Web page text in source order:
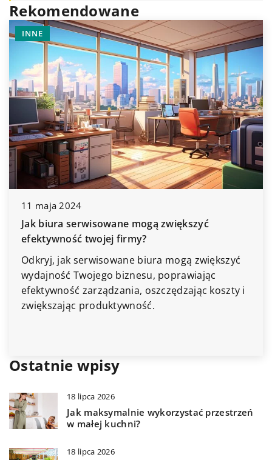
Rekomendowane
INNE
11 maja 2024
Jak biura serwisowane mogą zwiększyć
efektywność twojej firmy?
Odkryj, jak serwisowane biura mogą zwiększyć
wydajność Twojego biznesu, poprawiając
efektywność zarządzania, oszczędzając koszty i
zwiększając produktywność.
Ostatnie wpisy
18 lipca 2026
Jak maksymalnie wykorzystać przestrzeń
w małej kuchni?
18 lipca 2026